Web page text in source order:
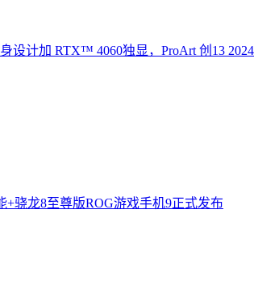
设计加 RTX™ 4060独显，ProArt 创13
+骁龙8至尊版ROG游戏手机9正式发布